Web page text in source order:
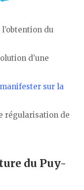
du
d’une
manifester sur la
régularisation de
du Puy-